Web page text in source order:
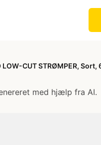
LOW-CUT STRØMPER,
med hjælp fra AI.